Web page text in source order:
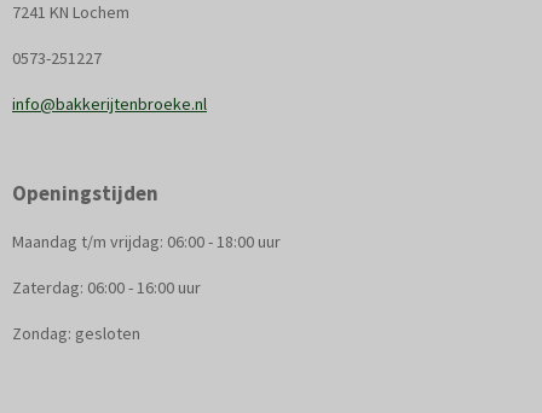
7241 KN Lochem
0573-251227
info@bakkerijtenbroeke.nl
Openingstijden
Maandag t/m vrijdag: 06:00 - 18:00 uur
Zaterdag: 06:00 - 16:00 uur
Zondag: gesloten